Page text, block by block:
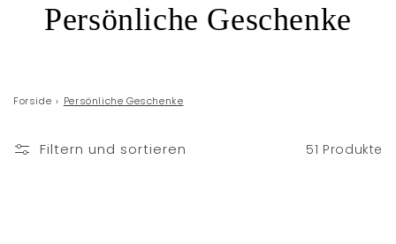
K
t
e
Persönliche Geschenke
Forside › Persönliche Geschenke
Filtern und sortieren 51 Produkte